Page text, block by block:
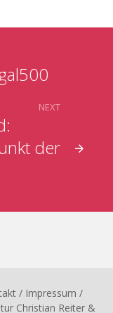
der
NEXT
/ Impressum /
Christian Reiter &